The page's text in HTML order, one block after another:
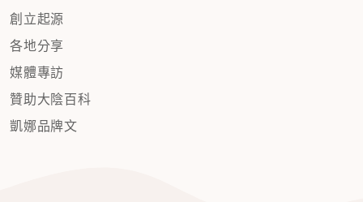
創立起源
各地分享
媒體專訪
贊助大陰百科
凱娜品牌文